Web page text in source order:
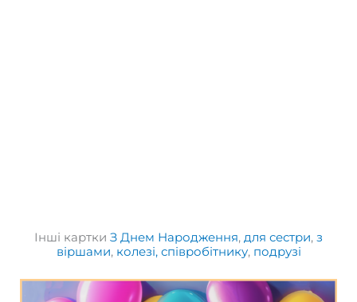
Інші картки З Днем Народження, для сестри, з
віршами, колезі, співробітнику, подрузі